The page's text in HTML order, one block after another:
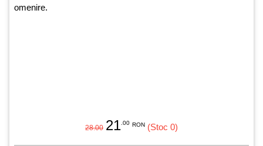
omenire.
28.00 21 .00 RON (Stoc 0)